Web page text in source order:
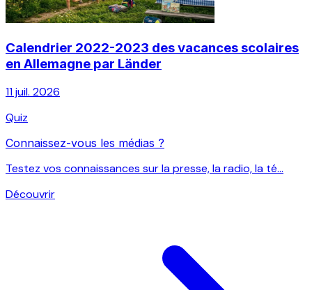
Calendrier 2022-2023 des vacances scolaires
en Allemagne par Länder
11 juil. 2026
Quiz
Connaissez-vous les médias ?
Testez vos connaissances sur la presse, la radio, la té...
Découvrir